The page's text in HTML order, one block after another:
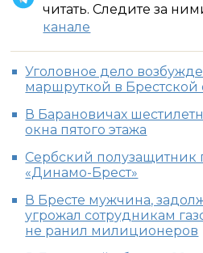
читать. Следите за
канале
Уголовное дело
маршруткой в Брестской
В Барановичах
окна пятого этажа
Сербский полузащитник
«Динамо-Брест»
В Бресте мужчина,
угрожал сотрудникам
не ранил милиционеров